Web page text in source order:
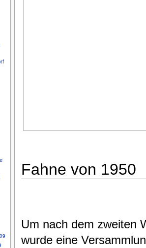
Fahne von 1950
Um nach dem zweiten
wurde eine